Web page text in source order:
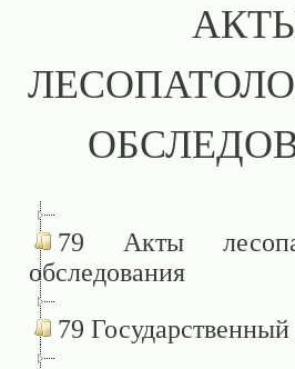
79 Акты
обследования
79